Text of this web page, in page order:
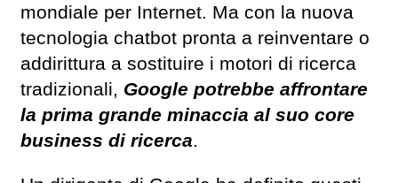
mondiale per Internet. Ma con la nuova
tecnologia chatbot pronta a reinventare o
addirittura a sostituire i motori di ricerca
tradizionali, Google potrebbe affrontare
la prima grande minaccia al suo core
business di ricerca.